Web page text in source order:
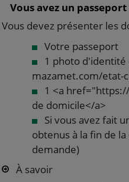
Vous avez un
Vous devez présenter les
Votre passeport
1 photo
mazamet.com/etat-
1 <a
de domicile</a>
Si vous avez fait
obtenus à la fin de
demande)
À savoir